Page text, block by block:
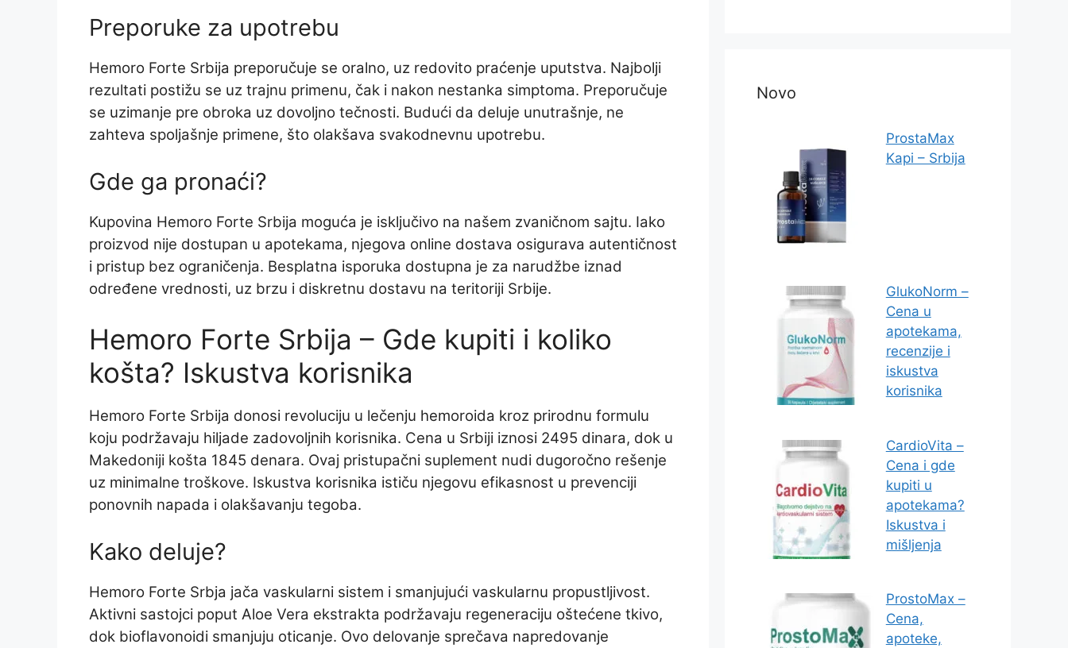
Preporuke za upotrebu
Hemoro Forte Srbija preporučuje se oralno, uz redovito praćenje uputstva. Najbolji
rezultati postižu se uz trajnu primenu, čak i nakon nestanka simptoma. Preporučuje
se uzimanje pre obroka uz dovoljno tečnosti. Budući da deluje unutrašnje, ne
zahteva spoljašnje primene, što olakšava svakodnevnu upotrebu.
Gde ga pronaći?
Kupovina Hemoro Forte Srbija moguća je isključivo na našem zvaničnom sajtu. Iako
proizvod nije dostupan u apotekama, njegova online dostava osigurava autentičnost
i pristup bez ograničenja. Besplatna isporuka dostupna je za narudžbe iznad
određene vrednosti, uz brzu i diskretnu dostavu na teritoriji Srbije.
Hemoro Forte Srbija – Gde kupiti i koliko
košta? Iskustva korisnika
Hemoro Forte Srbija donosi revoluciju u lečenju hemoroida kroz prirodnu formulu
koju podržavaju hiljade zadovoljnih korisnika. Cena u Srbiji iznosi 2495 dinara, dok u
Makedoniji košta 1845 denara. Ovaj pristupačni suplement nudi dugoročno rešenje
uz minimalne troškove. Iskustva korisnika ističu njegovu efikasnost u prevenciji
ponovnih napada i olakšavanju tegoba.
Kako deluje?
Hemoro Forte Srbja jača vaskularni sistem i smanjujući vaskularnu propustljivost.
Aktivni sastojci poput Aloe Vera ekstrakta podržavaju regeneraciju oštećene tkivo,
dok bioflavonoidi smanjuju oticanje. Ovo delovanje sprečava napredovanje
Novo
ProstaMax
Kapi – Srbija
GlukoNorm –
Cena u
apotekama,
recenzije i
iskustva
korisnika
CardioVita –
Cena i gde
kupiti u
apotekama?
Iskustva i
mišljenja
ProstoMax –
Cena,
apoteke,